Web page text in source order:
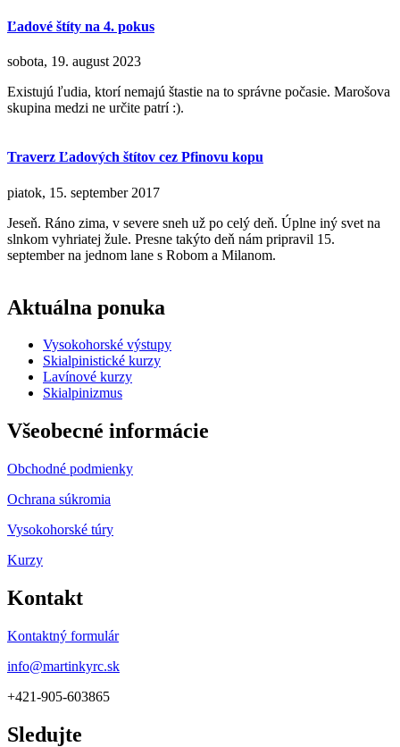
Ľadové štíty na 4. pokus
sobota, 19. august 2023
Existujú ľudia, ktorí nemajú štastie na to správne počasie. Marošova
skupina medzi ne určite patrí :).
Traverz Ľadových štítov cez Pfinovu kopu
piatok, 15. september 2017
Jeseň. Ráno zima, v severe sneh už po celý deň. Úplne iný svet na
slnkom vyhriatej žule. Presne takýto deň nám pripravil 15.
september na jednom lane s Robom a Milanom.
Aktuálna ponuka
Vysokohorské výstupy
Skialpinistické kurzy
Lavínové kurzy
Skialpinizmus
Všeobecné informácie
Obchodné podmienky
Ochrana súkromia
Vysokohorské túry
Kurzy
Kontakt
Kontaktný formulár
info@martinkyrc.sk
+421-905-603865
Sledujte